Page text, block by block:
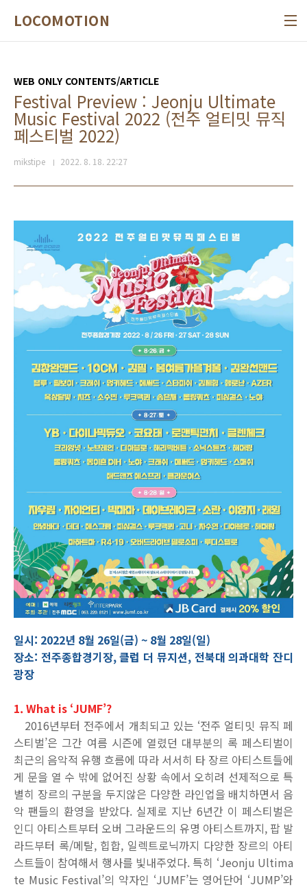
LOCOMOTION
WEB ONLY CONTENTS/ARTICLE
Festival Preview : Jeonju Ultimate
Music Festival 2022 (전주 얼티밋 뮤직
페스티벌 2022)
mikstipe 2022. 8. 18. 22:27
일시: 2022년 8월 26일(금) ~ 8월 28일(일)
장소: 전주종합경기장, 클럽 더 뮤지션, 전북대 의과대학 잔디
광장
1. What is ‘JUMF’?
2016년부터 전주에서 개최되고 있는 ‘전주 얼티밋 뮤직 페
스티벌’은 그간 여름 시즌에 열렸던 대부분의 록 페스티벌이
최근의 음악적 유행 흐름에 따라 서서히 타 장르 아티스트들에
게 문을 열 수 밖에 없어진 상황 속에서 오히려 선제적으로 특
별히 장르의 구분을 두지않은 다양한 라인업을 배치하면서 음
악 팬들의 환영을 받았다. 실제로 지난 6년간 이 페스티벌은
인디 아티스트부터 오버 그라운드의 유명 아티스트까지, 팝 발
라드부터 록/메탈, 힙합, 일렉트로닉까지 다양한 장르의 아티
스트들이 참여해서 행사를 빛내주었다. 특히 ‘Jeonju Ultima
te Music Festival’의 약자인 ‘JUMF’는 영어단어 ‘JUMP’와